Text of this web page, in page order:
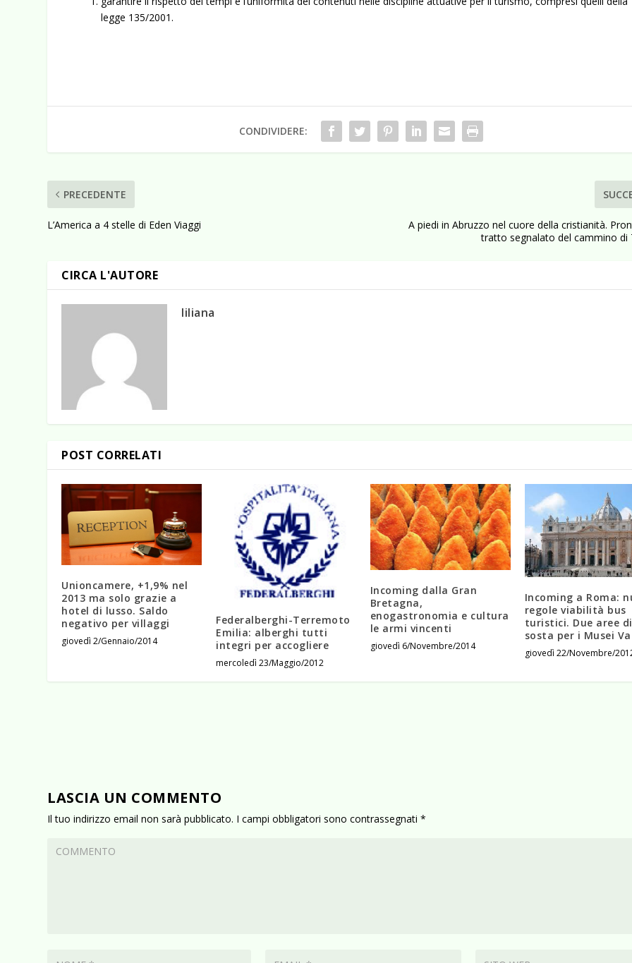
legge 135/2001.
CONDIVIDERE:
PRECEDENTE
L’America a 4 stelle di Eden Viaggi
A piedi in Abruzzo nel cuore della cristianità.
tratto segnalato del cammino di
CIRCA L'AUTORE
liliana
POST CORRELATI
Unioncamere, +1,9% nel
2013 ma solo grazie a
hotel di lusso. Saldo
negativo per villaggi
giovedì 2/Gennaio/2014
Federalberghi-Terremoto
Emilia: alberghi tutti
integri per accogliere
mercoledì 23/Maggio/2012
Incoming dalla Gran
Bretagna,
enogastronomia e cultura
le armi vincenti
giovedì 6/Novembre/2014
Incoming a Roma:
regole viabilità bus
turistici. Due aree di
sosta per i Musei
giovedì 22/Novembre/
LASCIA UN COMMENTO
Il tuo indirizzo email non sarà pubblicato. I campi obbligatori sono contrassegnati*